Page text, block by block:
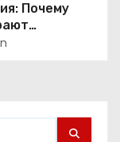
Почему